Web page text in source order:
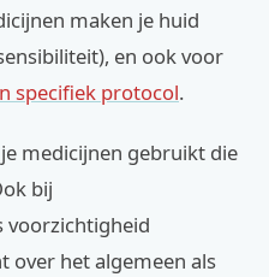
maken je huid
en ook voor
specifiek protocol.
medicijnen gebruikt die
bij
voorzichtigheid
over het algemeen als